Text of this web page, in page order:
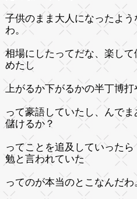
子供のまま大人になったよ
わ。
相場にしたってだな、楽し
めたし
上がるか下がるかの半丁博打
って豪語していたし、んで
儲けるか？
ってことを追及していった
勉と言われていた
ってのが本当のとこなんだ